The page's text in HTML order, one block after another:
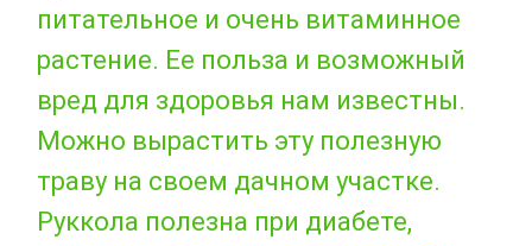
питательное и очень витаминное
растение. Ее польза и возможный
вред для здоровья нам известны.
Можно вырастить эту полезную
траву на своем дачном участке.
Руккола полезна при диабете,